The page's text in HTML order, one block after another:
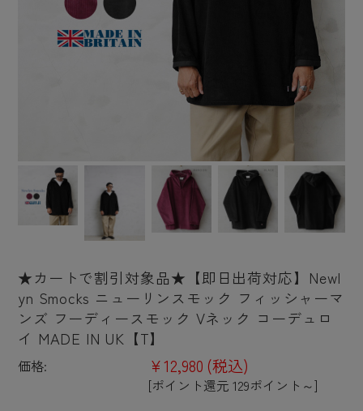
★カートで割引対象品★【即日出荷対応】Newl
yn Smocks ニューリンスモック フィッシャーマ
ンズ フーディースモック Vネック コーデュロ
イ MADE IN UK【T】
価格: ¥12,980 (税込)
[ポイント還元 129ポイント～]